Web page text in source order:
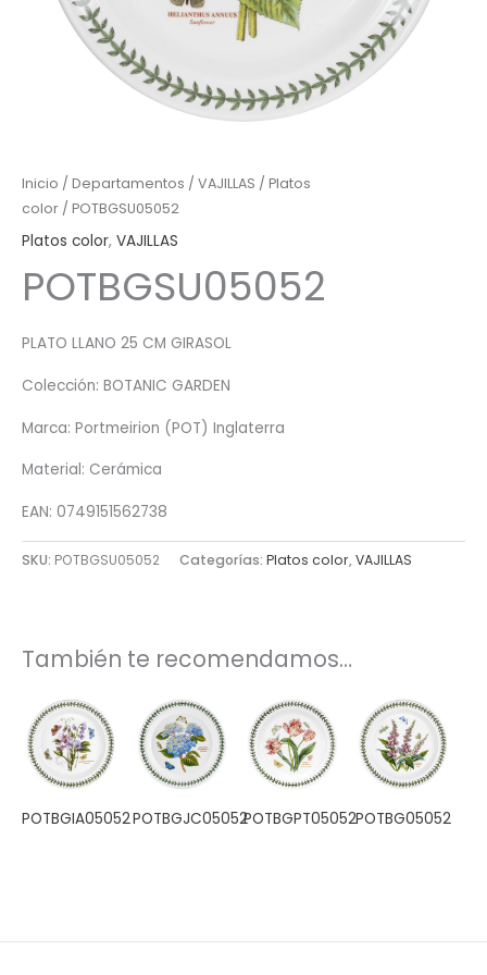
Inicio / Departamentos / VAJILLAS / Platos
color / POTBGSU05052
Platos color, VAJILLAS
POTBGSU05052
PLATO LLANO 25 CM GIRASOL
Colección: BOTANIC GARDEN
Marca: Portmeirion (POT) Inglaterra
Material: Cerámica
EAN: 0749151562738
SKU: POTBGSU05052 Categorías: Platos color,VAJILLAS
También te recomendamos…
POTBGIA05052POTBGJC05052POTBGPT05052POTBG05052